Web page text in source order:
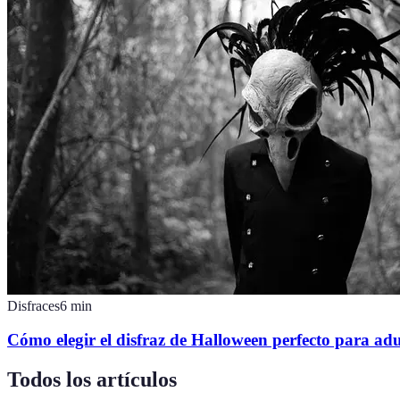
Disfraces6 min
Cómo elegir el disfraz de Halloween perfecto para
Todos los artículos